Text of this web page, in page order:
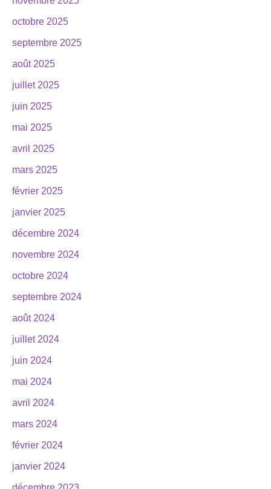
octobre 2025
septembre 2025
août 2025
juillet 2025
juin 2025
mai 2025
avril 2025
mars 2025
février 2025
janvier 2025
décembre 2024
novembre 2024
octobre 2024
septembre 2024
août 2024
juillet 2024
juin 2024
mai 2024
avril 2024
mars 2024
février 2024
janvier 2024